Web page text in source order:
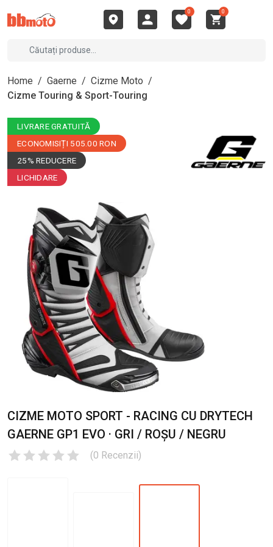
0 0
Home / Gaerne / Cizme Moto /
Cizme Touring & Sport-Touring
LIVRARE GRATUITĂ
ECONOMISIȚI 505.00 RON
25% REDUCERE
LICHIDARE
CIZME MOTO SPORT - RACING CU DRYTECH
GAERNE GP1 EVO · GRI / ROȘU / NEGRU
(0 Recenzii)